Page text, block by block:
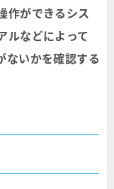
作ができるシス
ルなどによって
ないかを確認する